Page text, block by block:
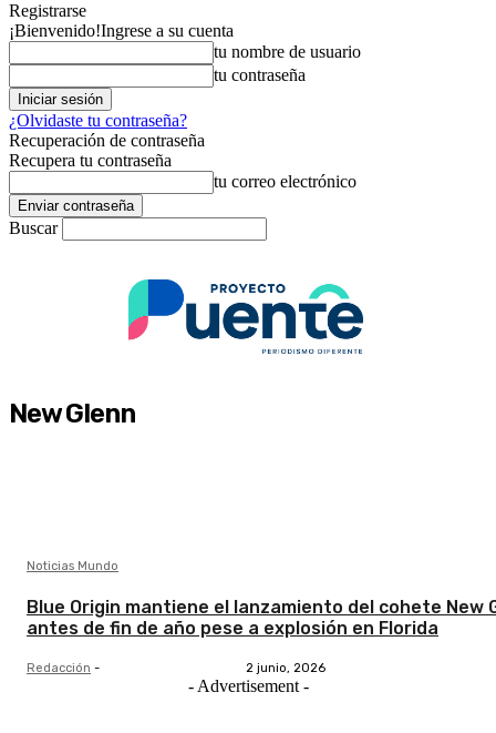
Registrarse
¡Bienvenido!Ingrese a su cuenta
tu nombre de usuario
tu contraseña
¿Olvidaste tu contraseña?
Recuperación de contraseña
Recupera tu contraseña
tu correo electrónico
Buscar
New Glenn
Noticias Mundo
Blue Origin mantiene el lanzamiento del cohete New
antes de fin de año pese a explosión en Florida
Redacción - 2 junio, 2026
- Advertisement -